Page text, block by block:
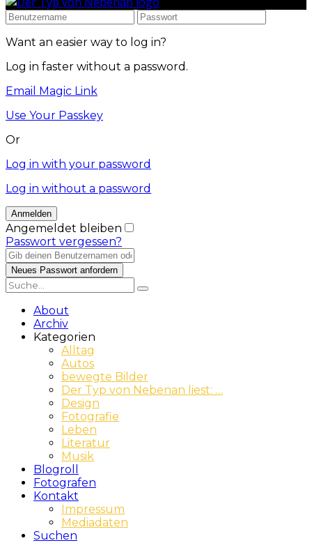
Want an easier way to log in?
Log in faster without a password.
Email Magic Link
Use Your Passkey
Or
Log in with your password
Log in without a password
Angemeldet bleiben
Passwort vergessen?
About
Archiv
Kategorien
Alltag
Autos
bewegte Bilder
Der Typ von Nebenan liest: …
Design
Fotografie
Leben
Literatur
Musik
Blogroll
Fotografen
Kontakt
Impressum
Mediadaten
Suchen